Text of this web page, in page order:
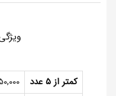
کمتر از ۵ عدد